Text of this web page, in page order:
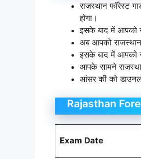
राजस्थान फॉरेस्ट
होगा।
इसके बाद में आपको
अब आपको
इसके बाद में आपको
आपके सामने
आंसर की को
Rajasthan
Exam Date